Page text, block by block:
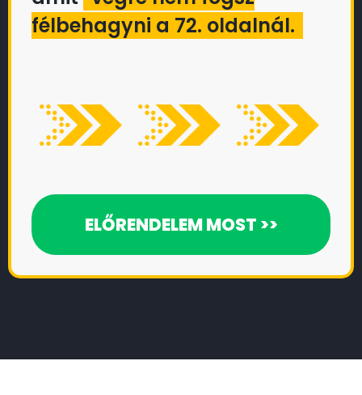
félbehagyni a 72. oldalnál.
ELŐRENDELEM MOST >>